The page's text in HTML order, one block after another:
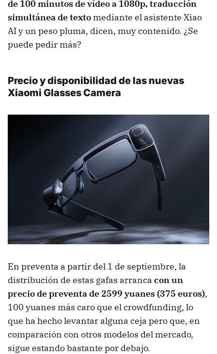
de 100 minutos de vídeo a 1080p, traducción
simultánea de texto mediante el asistente Xiao
AI y un peso pluma, dicen, muy contenido. ¿Se
puede pedir más?
Precio y disponibilidad de las nuevas
Xiaomi Glasses Camera
En preventa a partir del 1 de septiembre, la
distribución de estas gafas arranca con un
precio de preventa de 2599 yuanes (375 euros),
100 yuanes más caro que el crowdfunding, lo
que ha hecho levantar alguna ceja pero que, en
comparación con otros modelos del mercado,
sigue estando bastante por debajo.